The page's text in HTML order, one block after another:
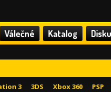
Válečné Katalog
3 3DS Xbox 360 PSP